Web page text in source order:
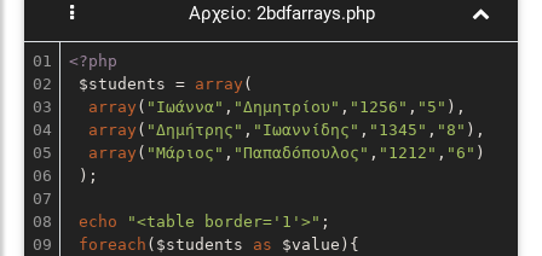
Αρχείο: 2bdfarrays.php
01
02
03
04
05
06
07
08
09
<?php
$students = array (
array ( "Ιωάννα" , "Δημητρίου" , "1256" , "5" ),
array ( "Δημήτρης" , "Ιωαννίδης" , "1345" , "8" ),
array ( "Μάριος" , "Παπαδόπουλος" , "1212" , "6" )
);
echo "<table border='1'>" ;
foreach ($students as $value){